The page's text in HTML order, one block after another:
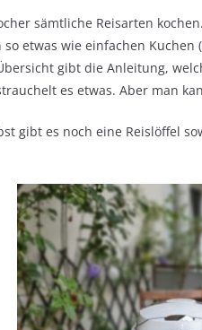
sämtliche Reisarten
etwas wie einfachen Kuchen
gibt die Anleitung,
es etwas. Aber man
gibt es noch eine Reislöffel